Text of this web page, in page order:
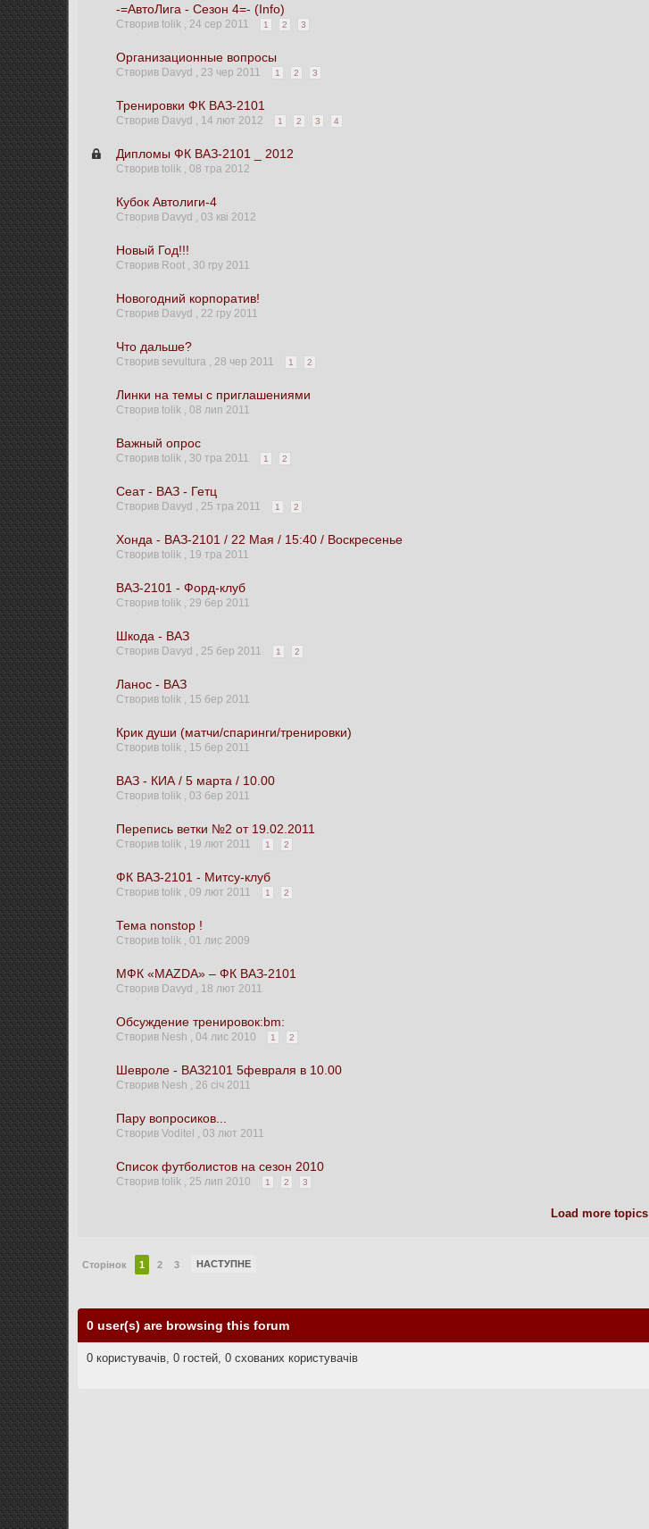
-=АвтоЛига - Сезон 4=- (Info)
Створив tolik , 24 сер 2011 1 2 3
Организационные вопросы
Створив Davyd , 23 чер 2011 1 2 3
Тренировки ФК ВАЗ-2101
Створив Davyd , 14 лют 2012 1 2 3 4
Дипломы ФК ВАЗ-2101 _ 2012
Створив tolik ,08 тра 2012
Кубок Автолиги-4
Створив Davyd ,03 кві 2012
Новый Год!!!
Створив Root , 30 гру 2011
Новогодний корпоратив!
Створив Davyd , 22 гру 2011
Что дальше?
Створив sevultura , 28 чер 2011 1 2
Линки на темы с приглашениями
Створив tolik ,08 лип 2011
Важный опрос
Створив tolik , 30 тра 2011 1 2
Сеат - ВАЗ - Гетц
Створив Davyd , 25 тра 2011 1 2
Хонда - ВАЗ-2101 / 22 Мая / 15:40 / Воскресенье
Створив tolik , 19 тра 2011
ВАЗ-2101 - Форд-клуб
Створив tolik , 29 бер 2011
Шкода - ВАЗ
Створив Davyd , 25 бер 2011 1 2
Ланос - ВАЗ
Створив tolik , 15 бер 2011
Крик души (матчи/спаринги/тренировки)
Створив tolik , 15 бер 2011
ВАЗ - КИА / 5 марта / 10.00
Створив tolik ,03 бер 2011
Перепись ветки №2 от 19.02.2011
Створив tolik , 19 лют 2011 1 2
ФК ВАЗ-2101 - Митсу-клуб
Створив tolik ,09 лют 2011 1 2
Тема nonstop !
Створив tolik ,01 лис 2009
МФК «MAZDA» – ФК ВАЗ-2101
Створив Davyd , 18 лют 2011
Обсуждение тренировок:bm:
Створив Nesh ,04 лис 2010 1 2
Шевроле - ВАЗ2101 5февраля в 10.00
Створив Nesh , 26 січ 2011
Пару вопросиков...
Створив Voditel ,03 лют 2011
Список футболистов на сезон 2010
Створив tolik , 25 лип 2010 1 2 3
Load more topics
Сторінок 1 2 3 НАСТУПНЕ
0 user(s) are browsing this forum
0 користувачів, 0 гостей, 0 схованих користувачів